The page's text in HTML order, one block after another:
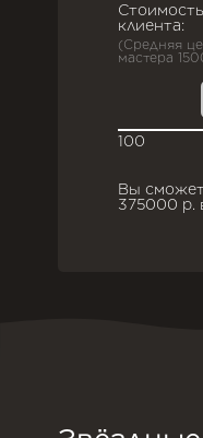
клиента:
(Средняя
мастера
100
Вы
375000 р.